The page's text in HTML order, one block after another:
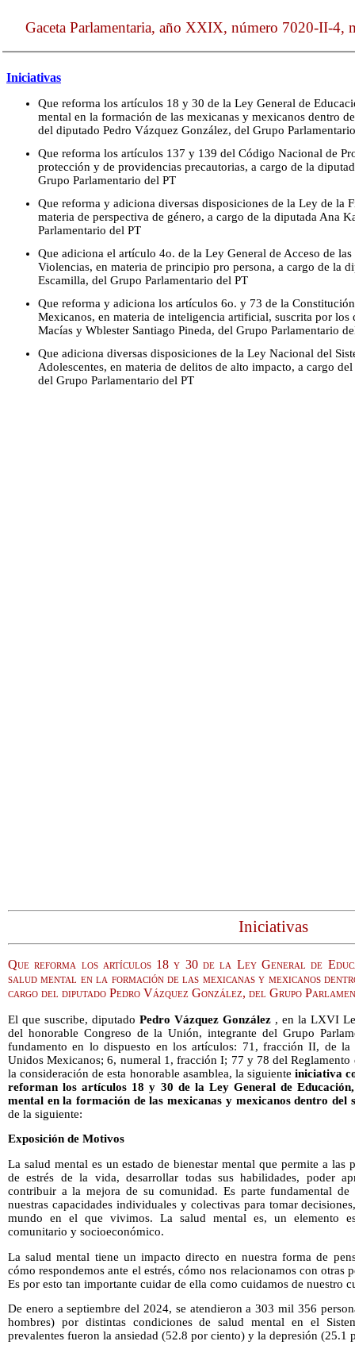
Gaceta Parlamentaria, año XXIX, número 7020-II-4,
Iniciativas
Que reforma los artículos 18 y 30 de la Ley General de
mental en la formación de las mexicanas y mexicanos dentro
del diputado Pedro Vázquez González, del Grupo
Que reforma los artículos 137 y 139 del Código Nacional de
protección y de providencias precautorias, a cargo de la
Grupo Parlamentario del PT
Que reforma y adiciona diversas disposiciones de la Ley de la
materia de perspectiva de género, a cargo de la diputada Ana
Parlamentario del PT
Que adiciona el artículo 4o. de la Ley General de Acceso de
Violencias, en materia de principio pro persona, a cargo de la
Escamilla, del Grupo Parlamentario del PT
Que reforma y adiciona los artículos 6o. y 73 de la
Mexicanos, en materia de inteligencia artificial, suscrita por los
Macías y Wblester Santiago Pineda, del Grupo Parlamentario
Que adiciona diversas disposiciones de la Ley Nacional del
Adolescentes, en materia de delitos de alto impacto, a cargo
del Grupo Parlamentario del PT
Iniciativas
Que reforma los artículos 18 y 30 de la Ley General de
salud mental en la formación de las mexicanas y mexicanos
cargo del diputado Pedro Vázquez González, del Grupo
El que suscribe, diputado Pedro Vázquez González , en la LXVI
del honorable Congreso de la Unión, integrante del Grupo
fundamento en lo dispuesto en los artículos: 71, fracción II, de la
Unidos Mexicanos; 6, numeral 1, fracción I; 77 y 78 del Reglamento
la consideración de esta honorable asamblea, la siguiente iniciativa
reforman los artículos 18 y 30 de la Ley General de
mental en la formación de las mexicanas y mexicanos dentro del
de la siguiente:
Exposición de Motivos
La salud mental es un estado de bienestar mental que permite a las
de estrés de la vida, desarrollar todas sus habilidades, poder
contribuir a la mejora de su comunidad. Es parte fundamental
nuestras capacidades individuales y colectivas para tomar
mundo en el que vivimos. La salud mental es, un elemento
comunitario y socioeconómico.
La salud mental tiene un impacto directo en nuestra forma de
cómo respondemos ante el estrés, cómo nos relacionamos con otras
Es por esto tan importante cuidar de ella como cuidamos de nuestro
De enero a septiembre del 2024, se atendieron a 303 mil 356
hombres) por distintas condiciones de salud mental en el
prevalentes fueron la ansiedad (52.8 por ciento) y la depresión (25.1